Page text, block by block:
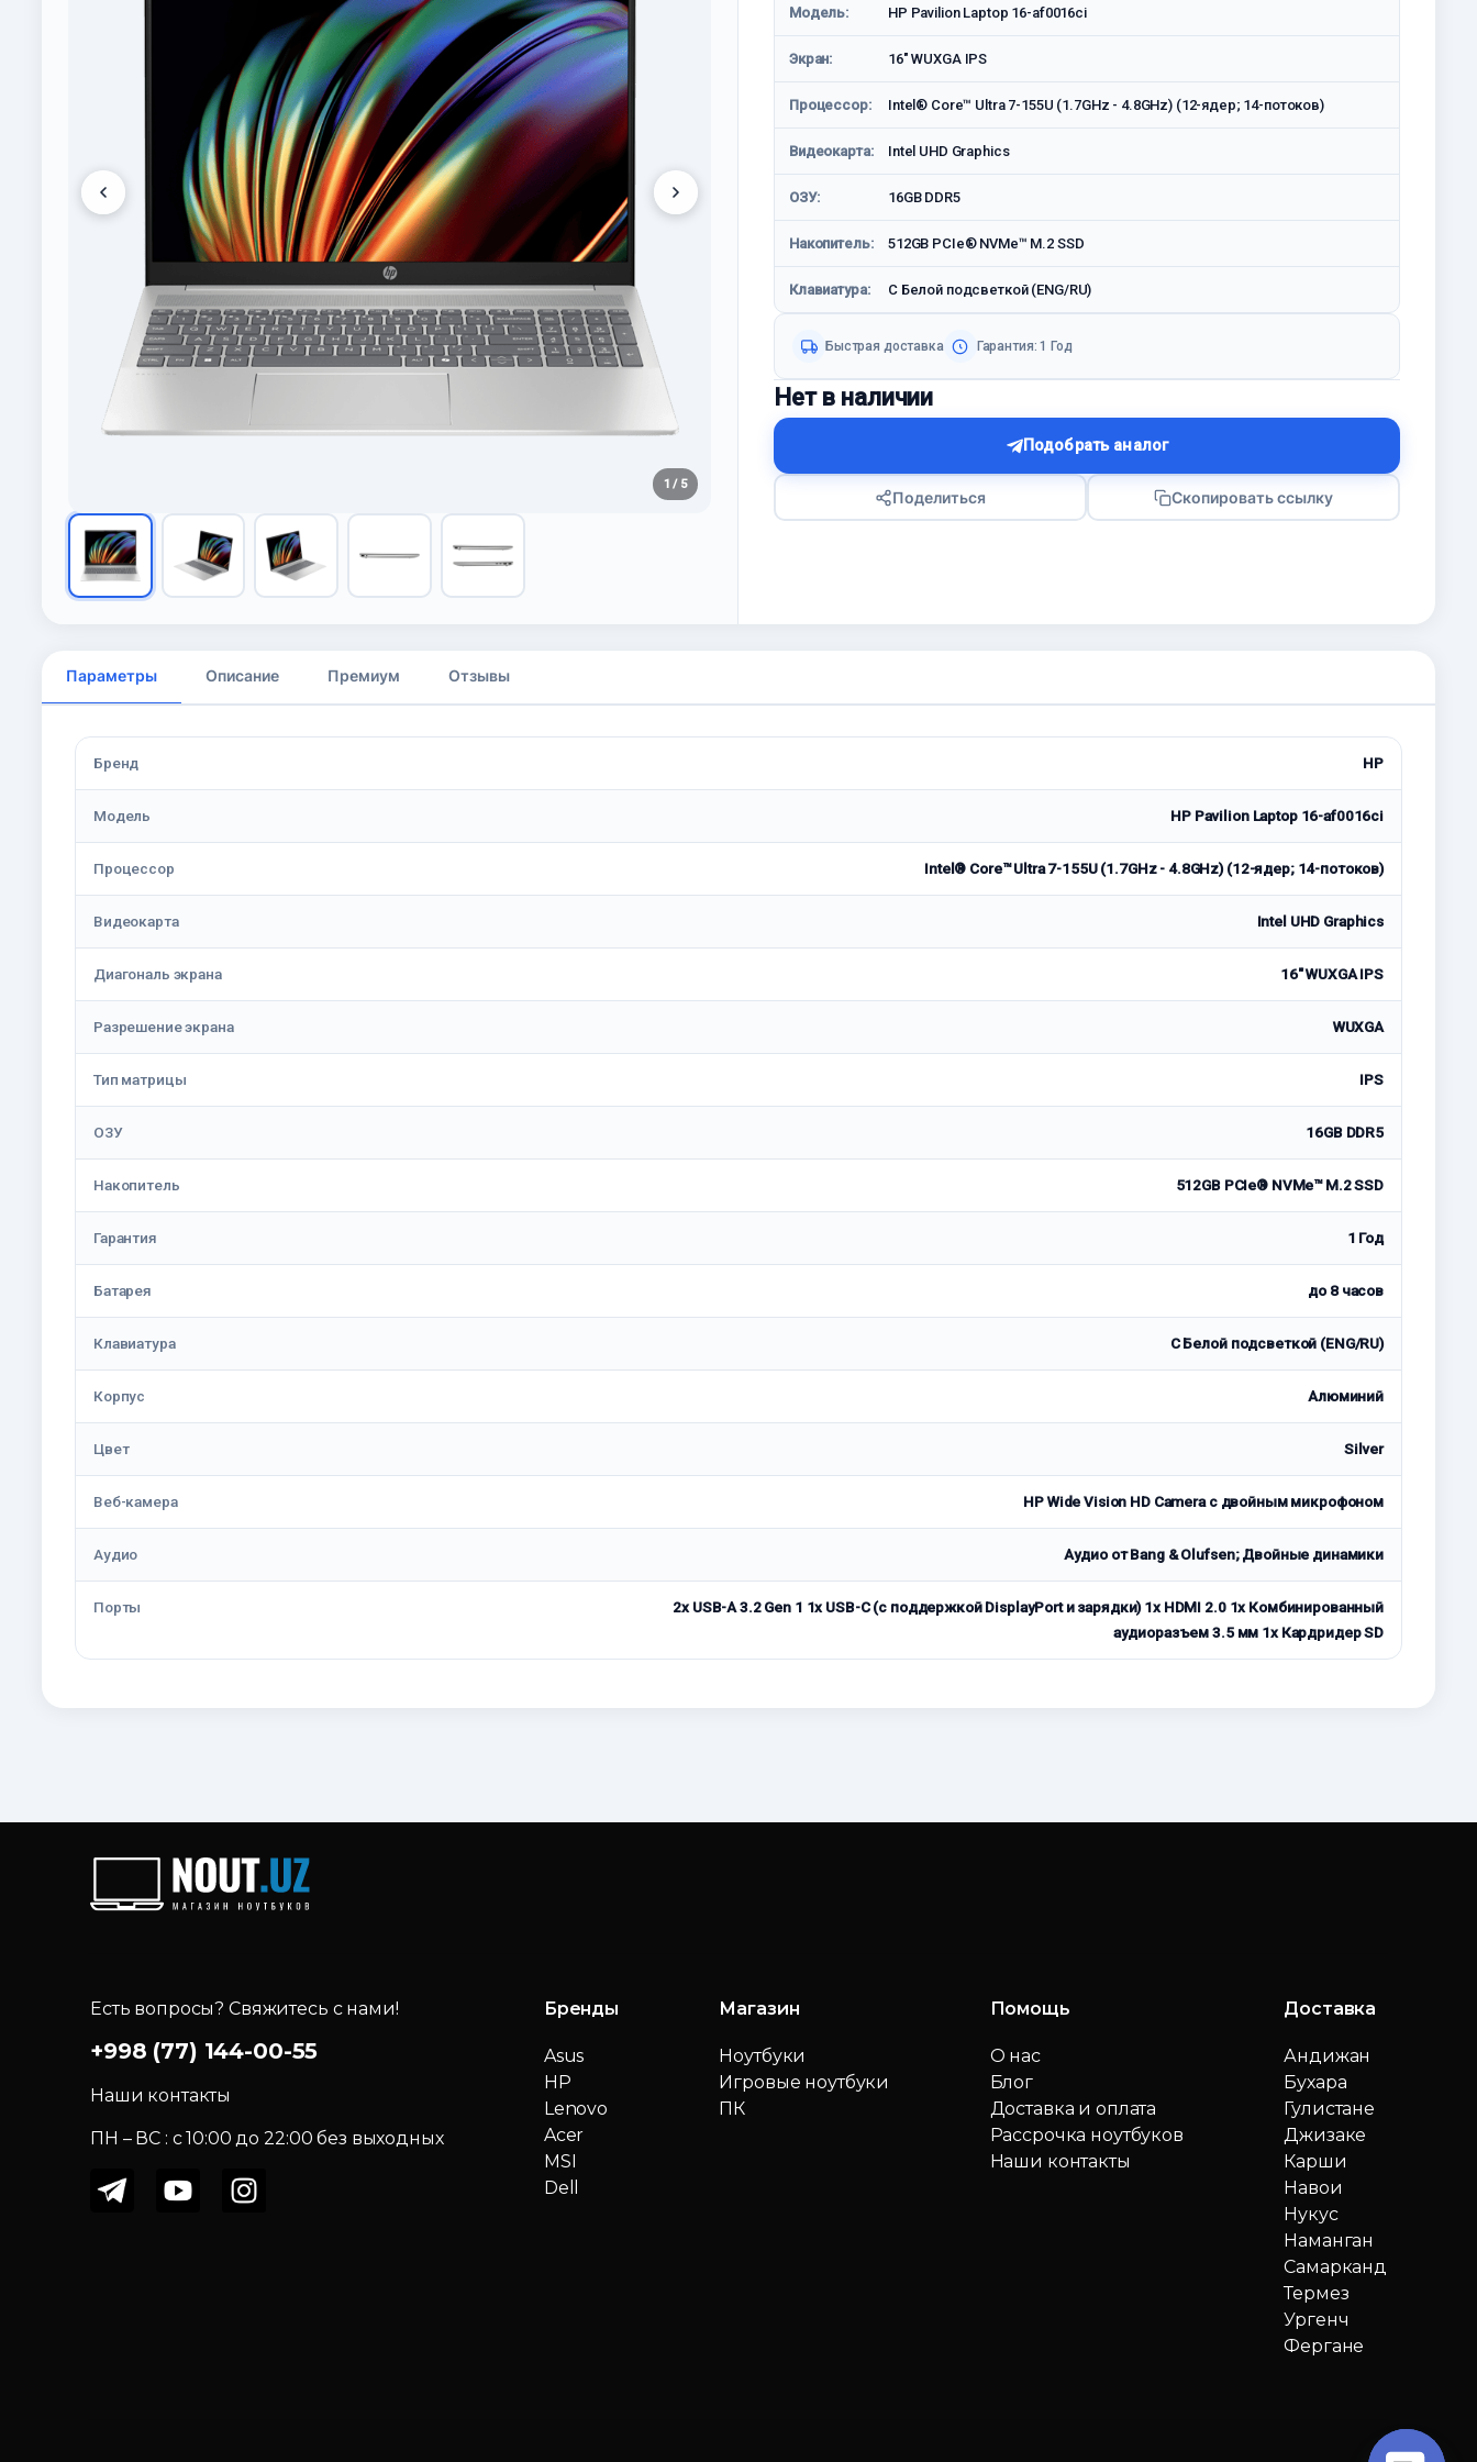
1 / 5
Модель: HP Pavilion Laptop 16-af0016ci
Экран: 16" WUXGA IPS
Процессор: Intel® Core™ Ultra 7-155U (1.7GHz - 4.8GHz) (12-ядер; 14-потоков)
Видеокарта: Intel UHD Graphics
ОЗУ: 16GB DDR5
Накопитель: 512GB PCIe® NVMe™ M.2 SSD
Клавиатура: С Белой подсветкой (ENG/RU)
Быстрая доставка Гарантия: 1 Год
Нет в наличии
Подобрать аналог
Поделиться Скопировать ссылку
Параметры Описание Премиум Отзывы
Бренд HP
Модель HP Pavilion Laptop 16-af0016ci
Процессор Intel® Core™ Ultra 7-155U (1.7GHz - 4.8GHz) (12-ядер; 14-потоков)
Видеокарта Intel UHD Graphics
Диагональ экрана 16" WUXGA IPS
Разрешение экрана WUXGA
Тип матрицы IPS
ОЗУ 16GB DDR5
Накопитель 512GB PCIe® NVMe™ M.2 SSD
Гарантия 1 Год
Батарея до 8 часов
Клавиатура С Белой подсветкой (ENG/RU)
Корпус Алюминий
Цвет Silver
Веб-камера HP Wide Vision HD Camera с двойным микрофоном
Аудио Аудио от Bang & Olufsen; Двойные динамики
Порты
2x USB-A 3.2 Gen 1 1x USB-C (с поддержкой DisplayPort и зарядки) 1x HDMI 2.0 1x Комбинированный
аудиоразъем 3.5 мм 1x Кардридер SD
Есть вопросы? Свяжитесь с нами!
+998 (77) 144-00-55
Наши контакты
ПН – ВС : c 10:00 до 22:00 без выходных
Бренды
Asus
HP
Lenovo
Acer
MSI
Dell
Магазин
Ноутбуки
Игровые ноутбуки
ПК
Помощь
О нас
Блог
Доставка и оплата
Рассрочка ноутбуков
Наши контакты
Доставка
Андижан
Бухара
Гулистане
Джизаке
Карши
Навои
Нукус
Наманган
Самарканд
Термез
Ургенч
Фергане